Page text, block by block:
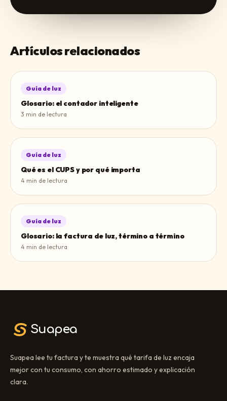
Artículos relacionados
Guía de luz
Glosario: el contador inteligente
3 min de lectura
Guía de luz
Qué es el CUPS y por qué importa
4 min de lectura
Guía de luz
Glosario: la factura de luz, término a término
4 min de lectura
Suapea
Suapea lee tu factura y te muestra qué tarifa de luz encaja
mejor con tu consumo, con ahorro estimado y explicación
clara.